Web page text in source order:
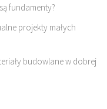
fundamenty?
projekty małych
budowlane w dobrej